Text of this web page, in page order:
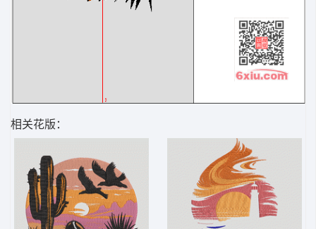
相关花版：